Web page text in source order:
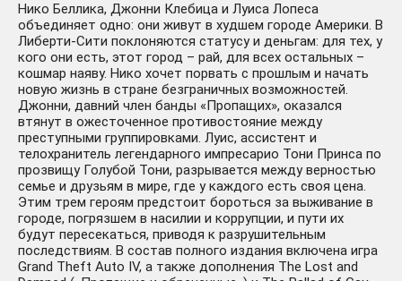
Нико Беллика, Джонни Клебица и Луиса Лопеса
объединяет одно: они живут в худшем городе Америки. В
Либерти-Сити поклоняются статусу и деньгам: для тех, у
кого они есть, этот город – рай, для всех остальных –
кошмар наяву. Нико хочет порвать с прошлым и начать
новую жизнь в стране безграничных возможностей.
Джонни, давний член банды «Пропащих», оказался
втянут в ожесточенное противостояние между
преступными группировками. Луис, ассистент и
телохранитель легендарного импресарио Тони Принса по
прозвищу Голубой Тони, разрывается между верностью
семье и друзьям в мире, где у каждого есть своя цена.
Этим трем героям предстоит бороться за выживание в
городе, погрязшем в насилии и коррупции, и пути их
будут пересекаться, приводя к разрушительным
последствиям. В состав полного издания включена игра
Grand Theft Auto IV, а также дополнения The Lost and